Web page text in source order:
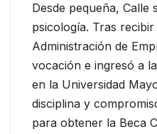
Desde pequeña, Calle
psicología. Tras
Administración de
vocación e ingresó a
en la Universidad
disciplina y
para obtener la Beca